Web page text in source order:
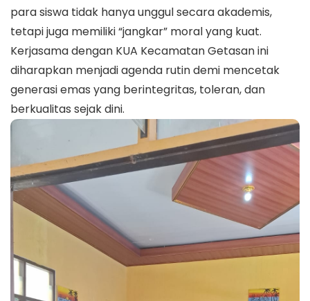
para siswa tidak hanya unggul secara akademis,
tetapi juga memiliki “jangkar” moral yang kuat.
Kerjasama dengan KUA Kecamatan Getasan ini
diharapkan menjadi agenda rutin demi mencetak
generasi emas yang berintegritas, toleran, dan
berkualitas sejak dini.